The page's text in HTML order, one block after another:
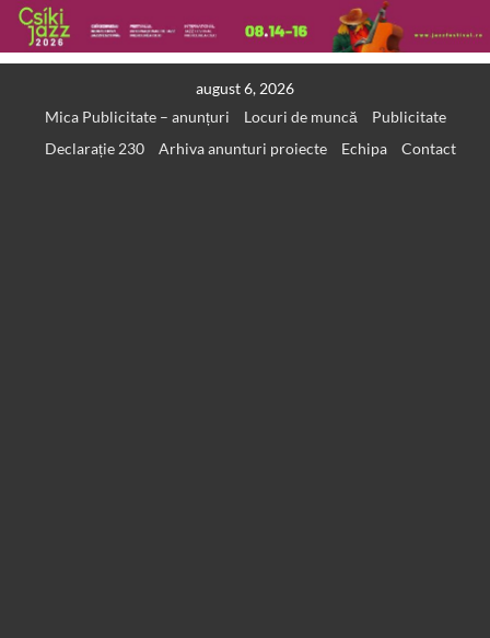
august 6, 2026
Mica Publicitate – anunțuri
Locuri de muncă
Publicitate
Declarație 230
Arhiva anunturi proiecte Echipa Contact